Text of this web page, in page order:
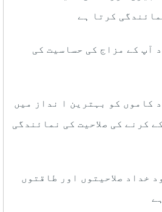
کرتا ہے
آپ کے مزاج کی حساسیت کی
کاموں کو بہترین ا نداز میں
کرنے کی صلاحیت کی نمائندگی
خداد صلاحیتوں اور طاقتوں